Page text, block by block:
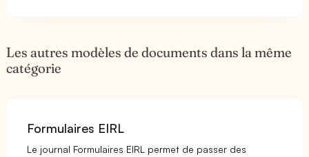
Les autres modèles de documents dans la même
catégorie
Formulaires EIRL
Le journal Formulaires EIRL permet de passer des